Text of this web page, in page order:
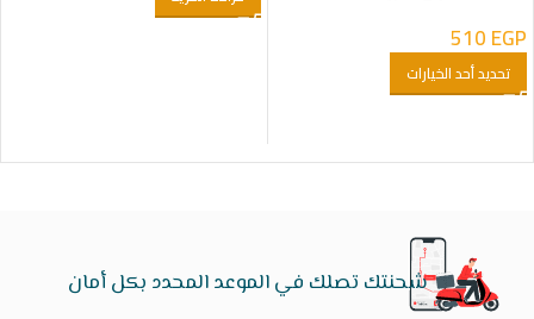
510EGP
تحديد أحد الخيارات
شحنتك تصلك في الموعد المحدد بكل أمان